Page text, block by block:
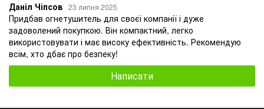
Даніл Чіпсов 23 липня 2025
Придбав огнетушитель для своєї компанії і дуже
задоволений покупкою. Він компактний, легко
використовувати і має високу ефективність. Рекомендую
всім, хто дбає про безпеку!
Написати